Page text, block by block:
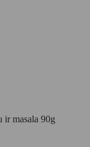
masala 90g